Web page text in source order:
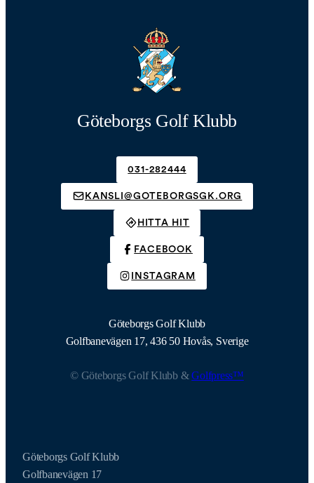
Göteborgs Golf Klubb
031-282444
KANSLI@GOTEBORGSGK.ORG
HITTA HIT
FACEBOOK
INSTAGRAM
Göteborgs Golf Klubb
Golfbanevägen 17, 436 50 Hovås, Sverige
© Göteborgs Golf Klubb &Golfpress™
Göteborgs Golf Klubb
Golfbanevägen 17